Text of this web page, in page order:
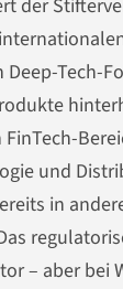
der
Tech-
und
in
– aber bei